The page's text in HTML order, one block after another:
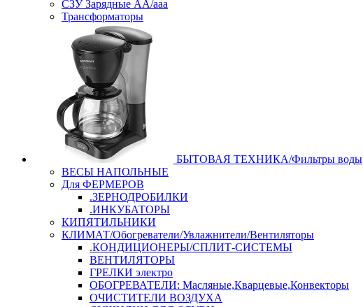
СЗУ Зарядные АА/ааа
Трансформаторы
БЫТОВАЯ ТЕХНИКА/Фильтры воды
ВЕСЫ НАПОЛЬНЫЕ
Для ФЕРМЕРОВ
.ЗЕРНОДРОБИЛКИ
.ИНКУБАТОРЫ
КИПЯТИЛЬНИКИ
КЛИМАТ/Обогреватели/Увлажнители/Вентиляторы
.КОНДИЦИОНЕРЫ/СПЛИТ-СИСТЕМЫ
ВЕНТИЛЯТОРЫ
ГРЕЛКИ электро
ОБОГРЕВАТЕЛИ: Масляные,Кварцевые,Конвекторы
ОЧИСТИТЕЛИ ВОЗДУХА